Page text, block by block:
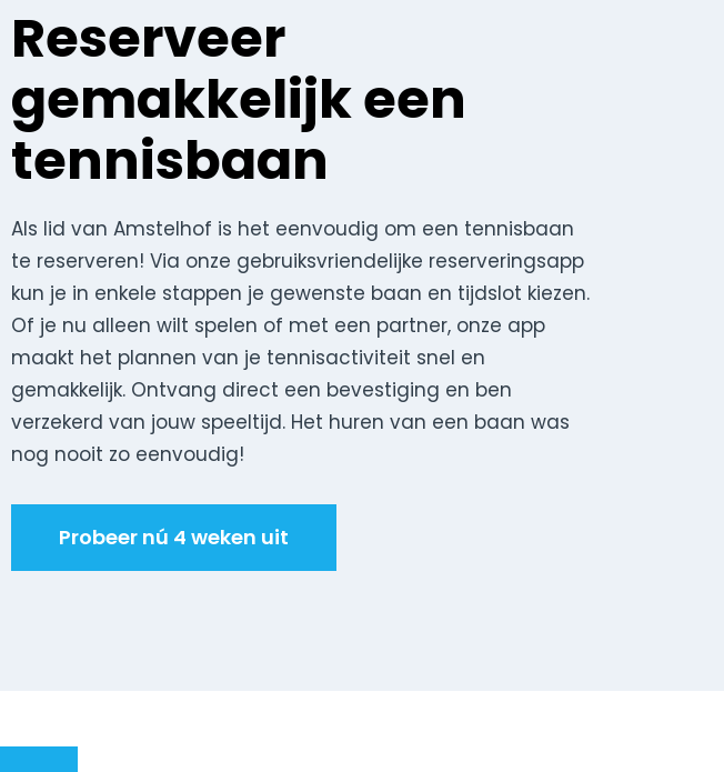
Reserveer
gemakkelijk een
tennisbaan
Als lid van Amstelhof is het eenvoudig om een tennisbaan
te reserveren! Via onze gebruiksvriendelijke reserveringsapp
kun je in enkele stappen je gewenste baan en tijdslot kiezen.
Of je nu alleen wilt spelen of met een partner, onze app
maakt het plannen van je tennisactiviteit snel en
gemakkelijk. Ontvang direct een bevestiging en ben
verzekerd van jouw speeltijd. Het huren van een baan was
nog nooit zo eenvoudig!
Probeer nú 4 weken uit